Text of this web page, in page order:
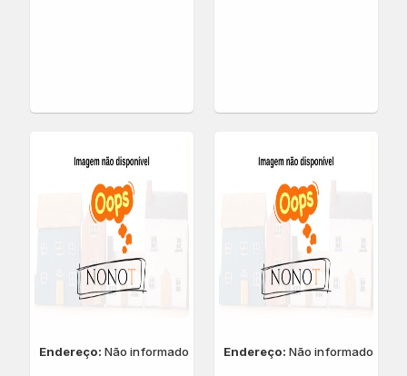
Endereço: Não informado Endereço: Não informado
Escolha a cidade
Salvar